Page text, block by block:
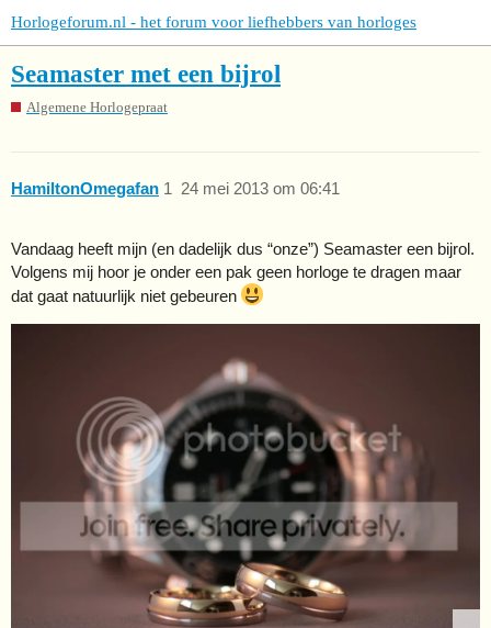
Horlogeforum.nl - het forum voor liefhebbers van horloges
Seamaster met een bijrol
Algemene Horlogepraat
HamiltonOmegafan 24 mei 2013 om 06:41
1
Vandaag heeft mijn (en dadelijk dus “onze”) Seamaster een bijrol.
Volgens mij hoor je onder een pak geen horloge te dragen maar
dat gaat natuurlijk niet gebeuren